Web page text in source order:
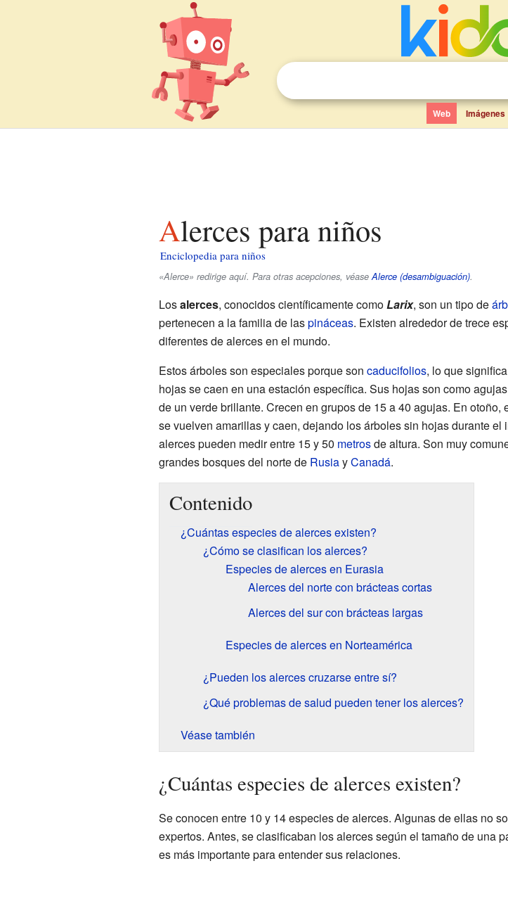
Web Imágenes
Alerces para niños
Enciclopedia para niños
«Alerce» redirige aquí. Para otras acepciones, véaseAlerce (desambiguación).
Losalerces, conocidos científicamente comoLarix, son un tipo de
pertenecen a la familia de laspináceas. Existen alrededor de trece
diferentes de alerces en el mundo.
Estos árboles son especiales porque son caducifolios, lo que
hojas se caen en una estación específica. Sus hojas son como
de un verde brillante. Crecen en grupos de 15 a 40 agujas. En otoño,
se vuelven amarillas y caen, dejando los árboles sin hojas durante el
alerces pueden medir entre 15 y 50 metrosde altura. Son muy
grandes bosques del norte de RusiayCanadá.
Contenido
¿Cuántas especies de alerces existen?
¿Cómo se clasifican los alerces?
Especies de alerces en Eurasia
Alerces del norte con brácteas cortas
Alerces del sur con brácteas largas
Especies de alerces en Norteamérica
¿Pueden los alerces cruzarse entre sí?
¿Qué problemas de salud pueden tener los alerces?
Véase también
¿Cuántas especies de alerces existen?
Se conocen entre 10 y 14 especies de alerces. Algunas de ellas no
expertos. Antes, se clasificaban los alerces según el tamaño de una
es más importante para entender sus relaciones.